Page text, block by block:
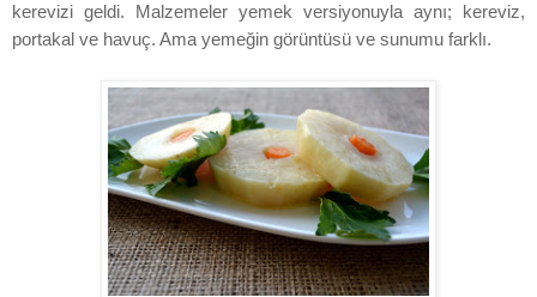
kerevizi geldi. Malzemeler yemek versiyonuyla aynı; kereviz,
portakal ve havuç. Ama yemeğin görüntüsü ve sunumu farklı.